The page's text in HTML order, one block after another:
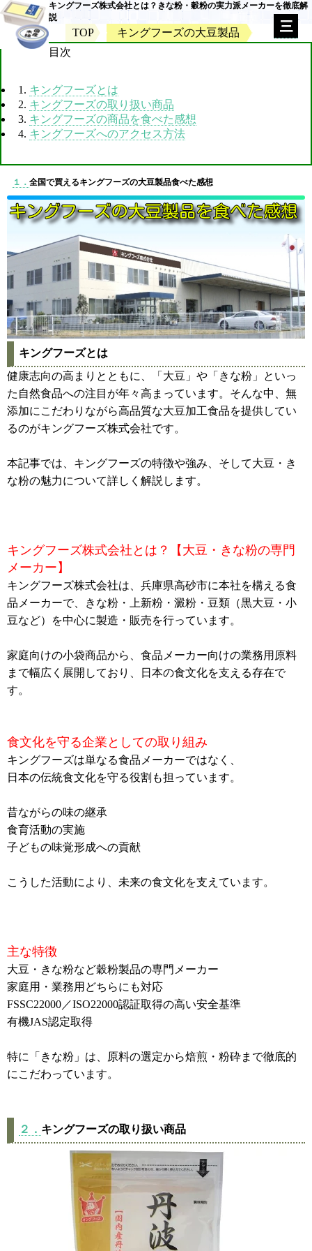
キングフーズ株式会社とは？きな粉・穀粉の実力派メーカーを徹底解
説
TOP
キングフーズの大豆製品
目次
1. キングフーズとは
2. キングフーズの取り扱い商品
3. キングフーズの商品を食べた感想
4. キングフーズへのアクセス方法
１． 全国で買えるキングフーズの大豆製品食べた感想
キングフーズとは
健康志向の高まりとともに、「大豆」や「きな粉」といっ
た自然食品への注目が年々高まっています。そんな中、無
添加にこだわりながら高品質な大豆加工食品を提供してい
るのがキングフーズ株式会社です。
本記事では、キングフーズの特徴や強み、そして大豆・き
な粉の魅力について詳しく解説します。
キングフーズ株式会社とは？【大豆・きな粉の専門
メーカー】
キングフーズ株式会社は、兵庫県高砂市に本社を構える食
品メーカーで、きな粉・上新粉・澱粉・豆類（黒大豆・小
豆など）を中心に製造・販売を行っています。
家庭向けの小袋商品から、食品メーカー向けの業務用原料
まで幅広く展開しており、日本の食文化を支える存在で
す。
食文化を守る企業としての取り組み
キングフーズは単なる食品メーカーではなく、
日本の伝統食文化を守る役割も担っています。
昔ながらの味の継承
食育活動の実施
子どもの味覚形成への貢献
こうした活動により、未来の食文化を支えています。
主な特徴
大豆・きな粉など穀粉製品の専門メーカー
家庭用・業務用どちらにも対応
FSSC22000／ISO22000認証取得の高い安全基準
有機JAS認定取得
特に「きな粉」は、原料の選定から焙煎・粉砕まで徹底的
にこだわっています。
２． キングフーズの取り扱い商品